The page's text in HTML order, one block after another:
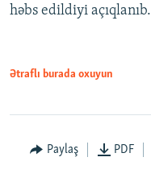
həbs edildiyi açıqlanıb.
Ətraflı burada oxuyun
Paylaş PDF